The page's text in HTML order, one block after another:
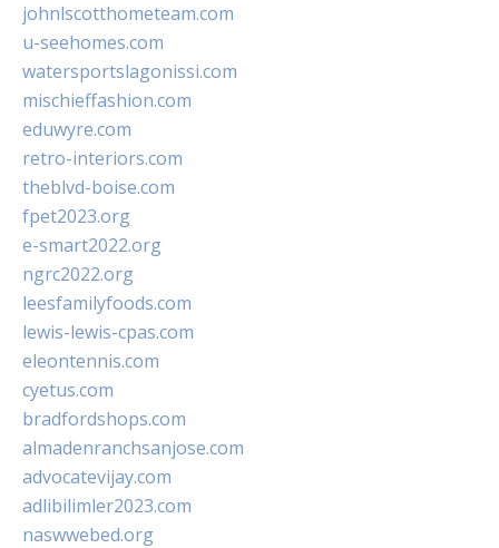
johnlscotthometeam.com
u-seehomes.com
watersportslagonissi.com
mischieffashion.com
eduwyre.com
retro-interiors.com
theblvd-boise.com
fpet2023.org
e-smart2022.org
ngrc2022.org
leesfamilyfoods.com
lewis-lewis-cpas.com
eleontennis.com
cyetus.com
bradfordshops.com
almadenranchsanjose.com
advocatevijay.com
adlibilimler2023.com
naswwebed.org